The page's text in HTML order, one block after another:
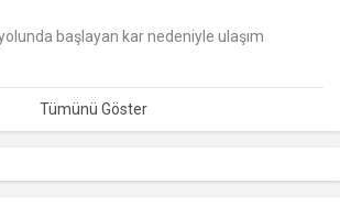
lang
Seçilen dil tercihini tutmak
başlayan kar nedeniyle ulaşım